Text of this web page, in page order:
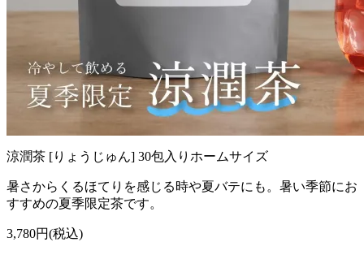
涼潤茶 [りょうじゅん] 30包入りホームサイズ
暑さからくるほてりを感じる時や夏バテにも。暑い季節にお
すすめの夏季限定茶です。
3,780円(税込)